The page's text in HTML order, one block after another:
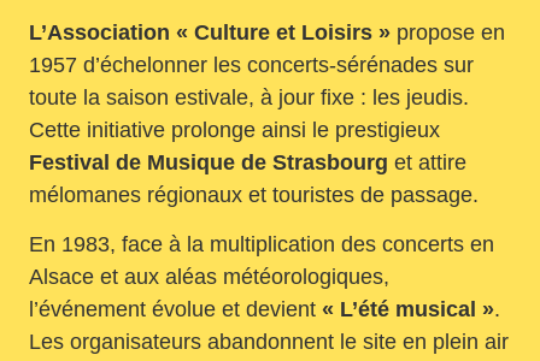
L’Association « Culture et Loisirs » propose en
1957 d’échelonner les concerts-sérénades sur
toute la saison estivale, à jour fixe : les jeudis.
Cette initiative prolonge ainsi le prestigieux
Festival de Musique de Strasbourg et attire
mélomanes régionaux et touristes de passage.
En 1983, face à la multiplication des concerts en
Alsace et aux aléas météorologiques,
l’événement évolue et devient « L’été musical ».
Les organisateurs abandonnent le site en plein air